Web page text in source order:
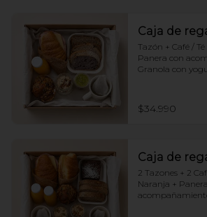
Caja de
Tazón + Café /
Panera con
Granola con
$34.990
Caja de
2 Tazones + 2
Naranja +